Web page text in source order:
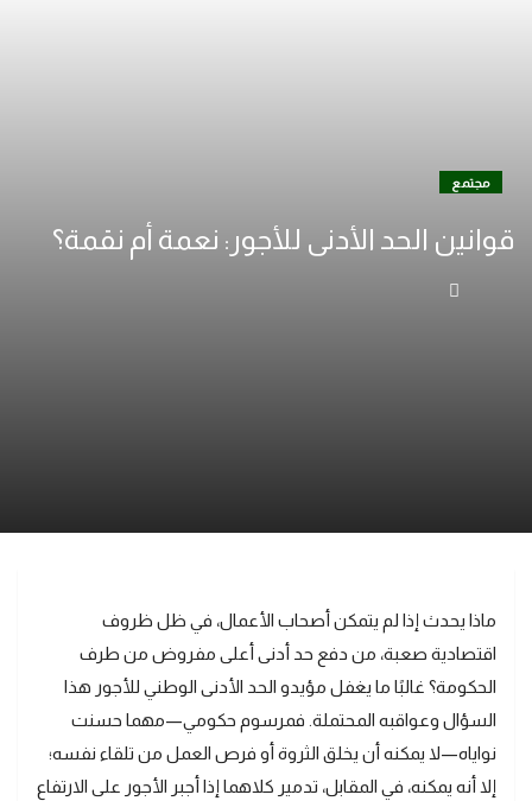
مجتمع
قوانين الحد الأدنى للأجور: نعمة أم نقمة؟
ماذا يحدث إذا لم يتمكن أصحاب الأعمال، في ظل ظروف
اقتصادية صعبة، من دفع حد أدنى أعلى مفروض من طرف
الحكومة؟ غالبًا ما يغفل مؤيدو الحد الأدنى الوطني للأجور هذا
السؤال وعواقبه المحتملة. فمرسوم حكومي—مهما حسنت
نواياه—لا يمكنه أن يخلق الثروة أو فرص العمل من تلقاء نفسه؛
إلا أنه يمكنه، في المقابل، تدمير كلاهما إذا أجبر الأجور على الارتفاع